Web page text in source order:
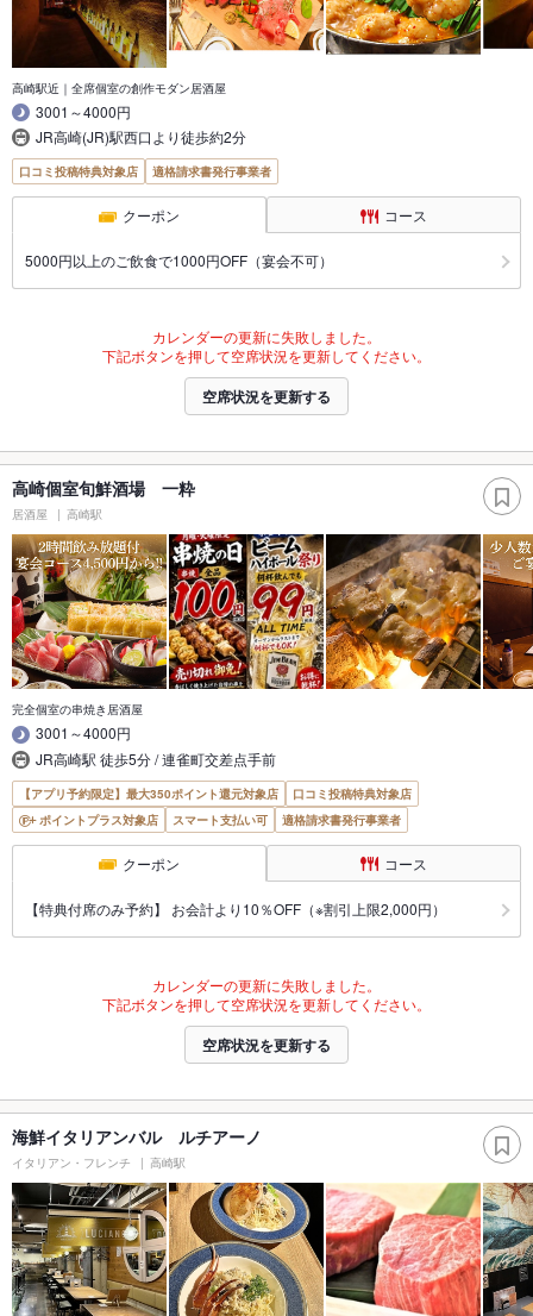
高崎駅近｜全席個室の創作モダン居酒屋
3001～4000円
JR高崎(JR)駅西口より徒歩約2分
口コミ投稿特典対象店 適格請求書発行事業者
クーポン コース
5000円以上のご飲食で1000円OFF（宴会不可）
カレンダーの更新に失敗しました。
下記ボタンを押して空席状況を更新してください。
空席状況を更新する
高崎個室旬鮮酒場 一粋
居酒屋 高崎駅
完全個室の串焼き居酒屋
3001～4000円
JR高崎駅 徒歩5分 / 連雀町交差点手前
【アプリ予約限定】最大350ポイント還元対象店
口コミ投稿特典対象店
ポイントプラス対象店
スマート支払い可 適格請求書発行事業者
クーポン コース
【特典付席のみ予約】 お会計より10％OFF（※割引上限2,000円）
カレンダーの更新に失敗しました。
下記ボタンを押して空席状況を更新してください。
空席状況を更新する
海鮮イタリアンバル ルチアーノ
イタリアン・フレンチ 高崎駅